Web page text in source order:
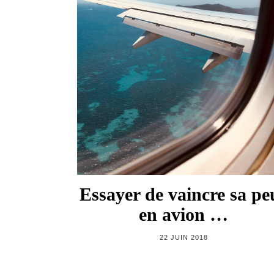
Essayer de vaincre sa
en avion …
22 JUIN 2018